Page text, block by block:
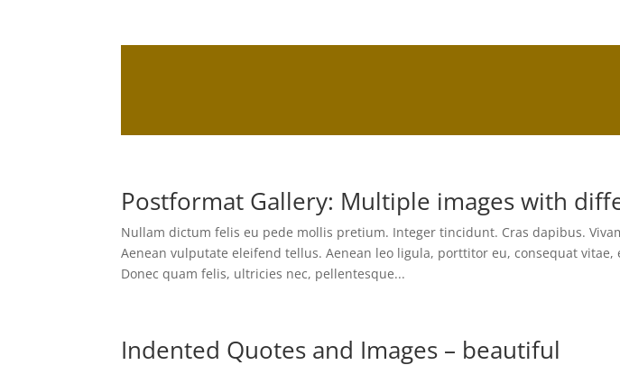
Postformat Gallery: Multiple images with
Nullam dictum felis eu pede mollis pretium. Integer tincidunt. Cras dapibus.
Aenean vulputate eleifend tellus. Aenean leo ligula, porttitor eu, consequat
Donec quam felis, ultricies nec, pellentesque...
Indented Quotes and Images – beautiful